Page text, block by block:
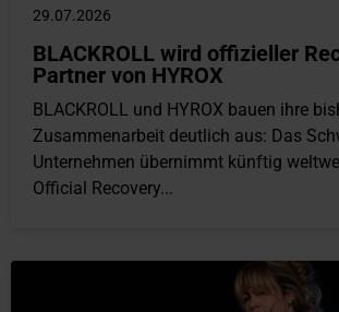
29.07.2026
BLACKROLL wird offizieller
Partner von HYROX
BLACKROLL und HYROX bauen ihre
Zusammenarbeit deutlich aus: Das
Unternehmen übernimmt künftig
Official Recovery...